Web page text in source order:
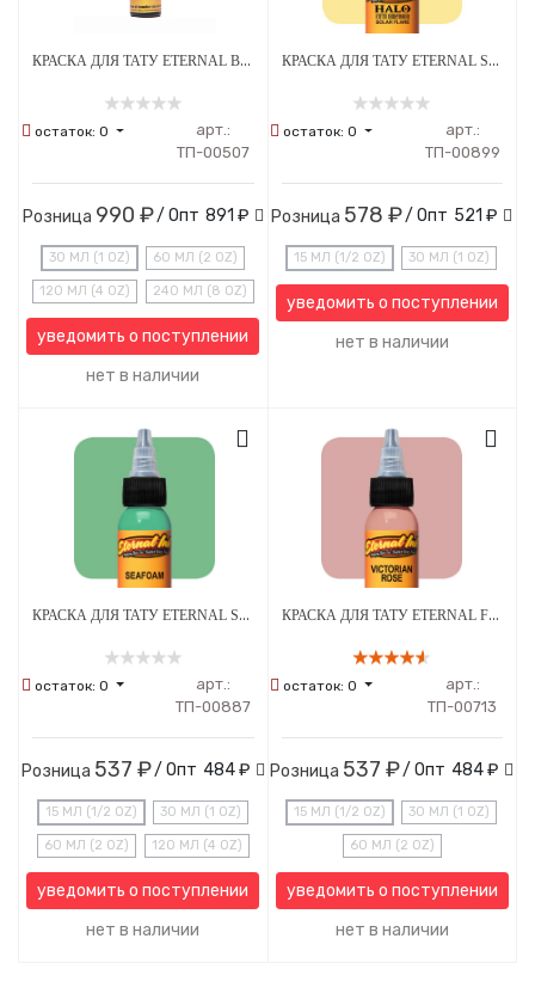
КРАСКА ДЛЯ ТАТУ ETERNAL BLACKBIRD
остаток: 0
арт.:
ТП-00507
Розница 990 ₽/ Опт 891 ₽
30 МЛ (1 OZ) 60 МЛ (2 OZ)
120 МЛ (4 OZ) 240 МЛ (8 OZ)
уведомить о поступлении
нет в наличии
КРАСКА ДЛЯ ТАТУ ETERNAL SOLAR FLARE
остаток:0
арт.:
ТП-00899
Розница 578 ₽/ Опт 521 ₽
15 МЛ (1/2 OZ) 30 МЛ (1 OZ)
уведомить о поступлении
нет в наличии
КРАСКА ДЛЯ ТАТУ ETERNAL SEAFOAM
остаток: 0
арт.:
ТП-00887
Розница 537 ₽/ Опт 484 ₽
15 МЛ (1/2 OZ) 30 МЛ (1 OZ)
60 МЛ (2 OZ) 120 МЛ (4 OZ)
уведомить о поступлении
нет в наличии
КРАСКА ДЛЯ ТАТУ ETERNAL FLESH TONE
остаток:0
арт.:
ТП-00713
Розница 537 ₽/ Опт 484 ₽
15 МЛ (1/2 OZ) 30 МЛ (1 OZ)
60 МЛ (2 OZ)
уведомить о поступлении
нет в наличии